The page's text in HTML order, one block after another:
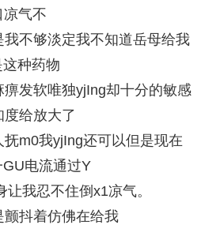
气不
不够淡定我不知道岳母给我
种药物
发软唯独yjIng却十分的敏感
给放大了
m0我yjIng还可以但是现在
电流通过Y
我忍不住倒x1凉气。
抖着仿佛在给我